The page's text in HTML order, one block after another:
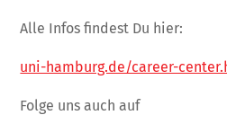
Alle Infos findest Du hier:
uni-hamburg.de/career-
Folge uns auch auf